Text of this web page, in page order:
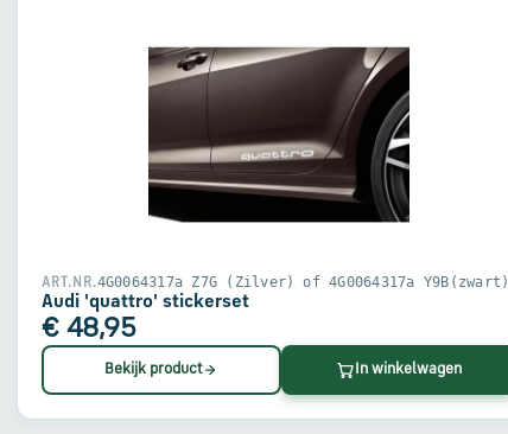
ART.NR.4G0064317a Z7G (Zilver) of 4G0064317a Y9B(zwart)
Audi 'quattro' stickerset
€ 48,95
Bekijk product In winkelwagen